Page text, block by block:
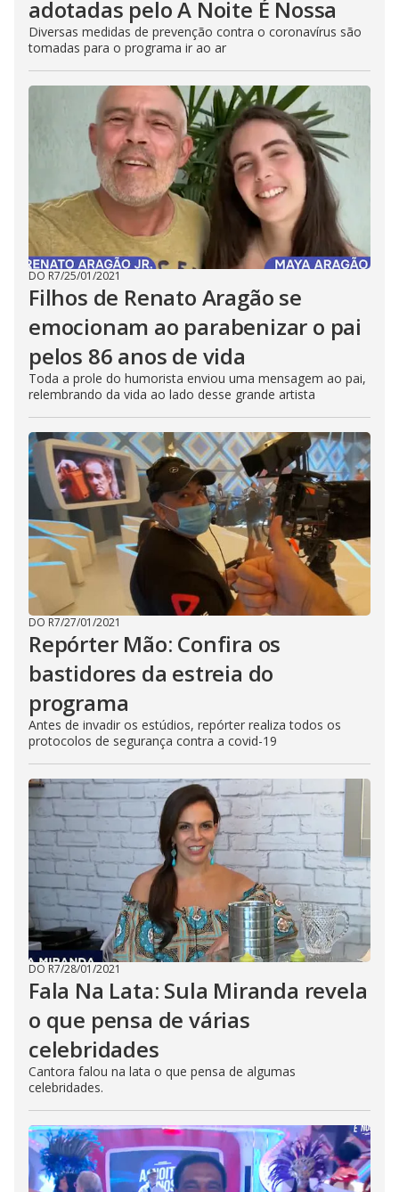
adotadas pelo A Noite É Nossa
Diversas medidas de prevenção contra o coronavírus são
tomadas para o programa ir ao ar
DO R7/25/01/2021
Filhos de Renato Aragão se
emocionam ao parabenizar o pai
pelos 86 anos de vida
Toda a prole do humorista enviou uma mensagem ao pai,
relembrando da vida ao lado desse grande artista
DO R7/27/01/2021
Repórter Mão: Confira os
bastidores da estreia do
programa
Antes de invadir os estúdios, repórter realiza todos os
protocolos de segurança contra a covid-19
DO R7/28/01/2021
Fala Na Lata: Sula Miranda revela
o que pensa de várias
celebridades
Cantora falou na lata o que pensa de algumas
celebridades.